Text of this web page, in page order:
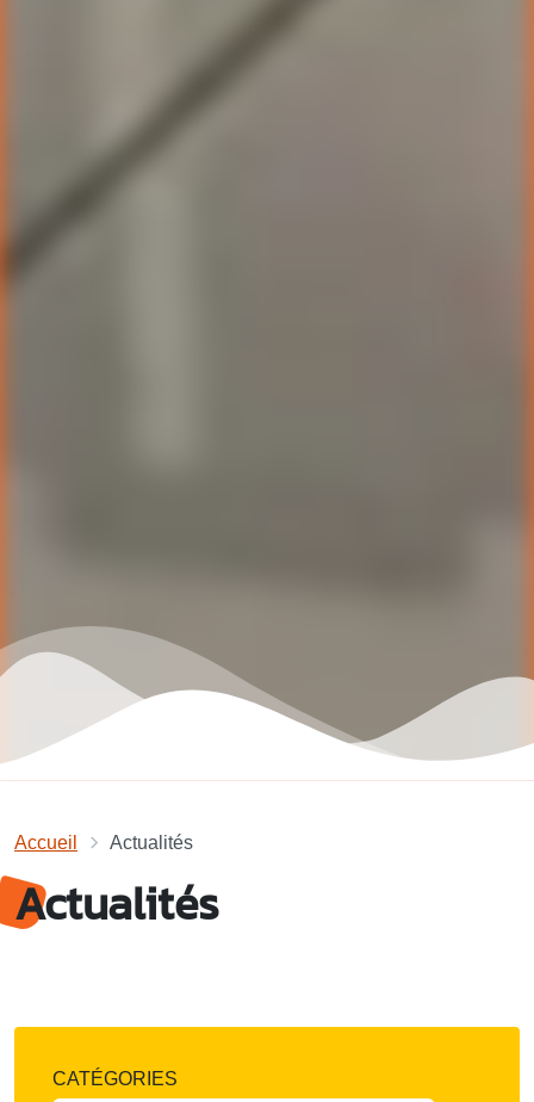
Accueil Actualités
Actualités
CATÉGORIES